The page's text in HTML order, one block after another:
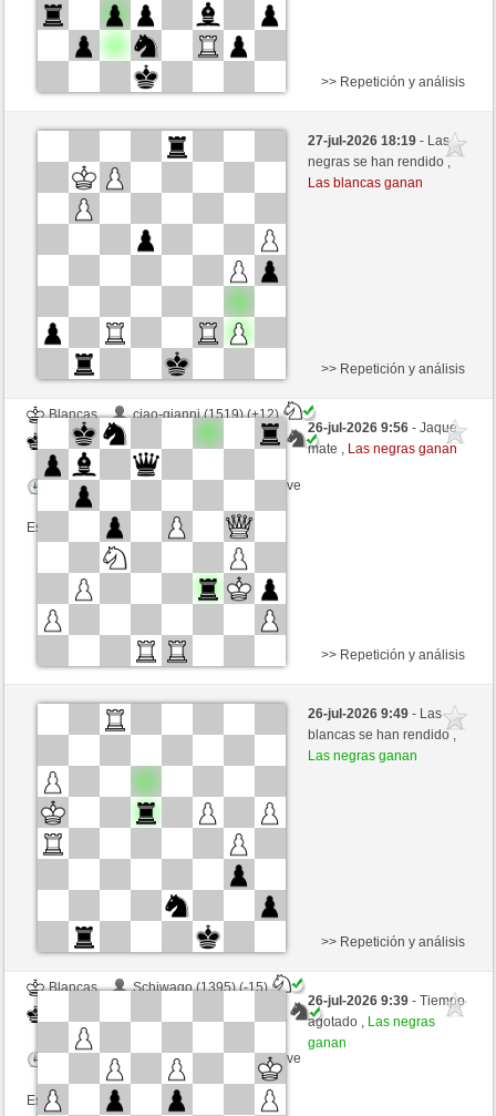
Blancas
Wolverine1974 (1424) (-17)
mikeSchach (1408) (+17)
Tiempo: 4 minutes/side + 0 seconds/move
Esta partida es por puntos
>> Repetición y análisis
27-jul-2026 18:19- Las
negras se han rendido ,
Las blancas ganan
Blancas
ciao-gianni (1519) (+12)
Negras
mikeSchach (1420) (-12)
Tiempo: 4 minutes/side + 0 seconds/move
Esta partida es por puntos
>> Repetición y análisis
26-jul-2026 9:56- Jaque
mate , Las negras ganan
Negras
Allfred (1420) (+17)
Tiempo: 4 minutes/side + 0 seconds/move
Esta partida es por puntos
>> Repetición y análisis
26-jul-2026 9:49- Las
blancas se han rendido ,
Las negras ganan
Blancas
Schiwago (1395) (-15)
Tiempo: 4 minutes/side + 0 seconds/move
Esta partida es por puntos
>> Repetición y análisis
26-jul-2026 9:39- Tiempo
agotado , Las negras
ganan